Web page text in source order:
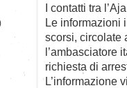
I contatti tra
Le informazioni
scorsi, circolate
l’ambasciatore
richiesta di
L’informazione